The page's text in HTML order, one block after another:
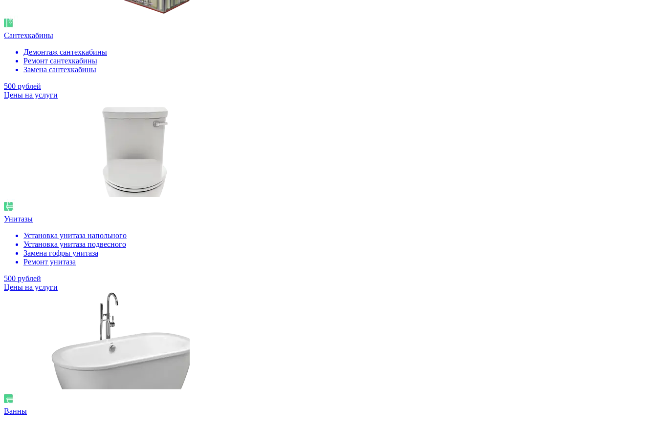
Сантехкабины
Демонтаж сантехкабины
Ремонт сантехкабины
Замена сантехкабины
500 рублей
Цены на услуги
Унитазы
Установка унитаза напольного
Установка унитаза подвесного
Замена гофры унитаза
Ремонт унитаза
500 рублей
Цены на услуги
Ванны